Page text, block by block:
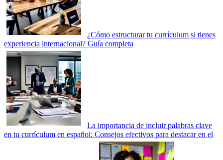
¿Cómo estructurar tu currículum si tienes
experiencia internacional? Guía completa
La importancia de incluir palabras clave
en tu currículum en español: Consejos efectivos para destacar en el